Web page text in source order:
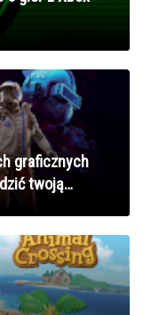
graficznych
twoją